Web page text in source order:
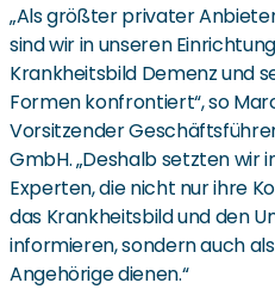
„Als größter privater
sind wir in unseren
Krankheitsbild Demenz und
Formen konfrontiert“, so
Vorsitzender
GmbH. „Deshalb setzten wir
Experten, die nicht nur ihre
das Krankheitsbild und den
informieren, sondern auch
Angehörige dienen.“